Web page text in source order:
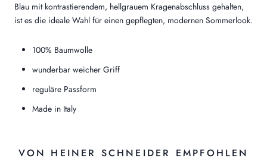
Blau mit kontrastierendem, hellgrauem Kragenabschluss gehalten,
ist es die ideale Wahl für einen gepflegten, modernen Sommerlook.
100% Baumwolle
wunderbar weicher Griff
reguläre Passform
Made in Italy
VON HEINER SCHNEIDER EMPFOHLEN